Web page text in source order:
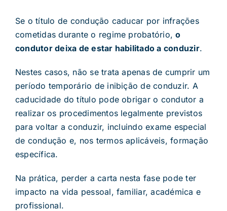
Se o título de condução caducar por infrações
cometidas durante o regime probatório,o
condutor deixa de estar habilitado a conduzir.
Nestes casos, não se trata apenas de cumprir um
período temporário de inibição de conduzir. A
caducidade do título pode obrigar o condutor a
realizar os procedimentos legalmente previstos
para voltar a conduzir, incluindo exame especial
de condução e, nos termos aplicáveis, formação
específica.
Na prática, perder a carta nesta fase pode ter
impacto na vida pessoal, familiar, académica e
profissional.